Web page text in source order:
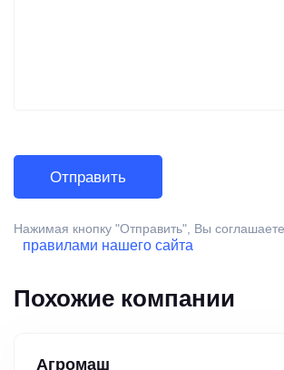
Нажимая кнопку "Отправить", Вы
правилами нашего сайта
Похожие компании
Агромаш